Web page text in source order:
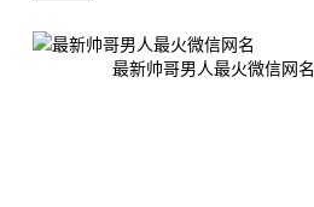
最新帅哥男人最火微信网名